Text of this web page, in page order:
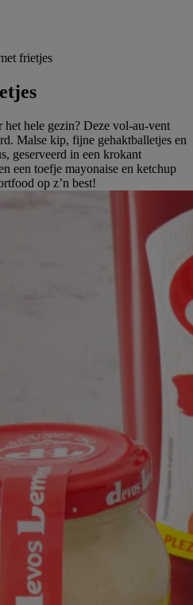
frietjes
hele gezin? Deze vol-au-vent
Malse kip, fijne gehaktballetjes en
geserveerd in een krokant
een toefje mayonaise en ketchup
op z’n best!